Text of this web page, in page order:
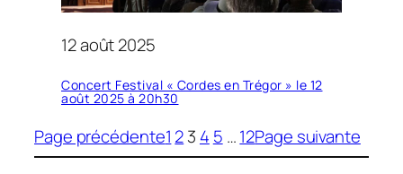
12 août 2025
Concert Festival « Cordes en Trégor » le 12
août 2025 à 20h30
Page précédente1 23 4 5 …12Page suivante